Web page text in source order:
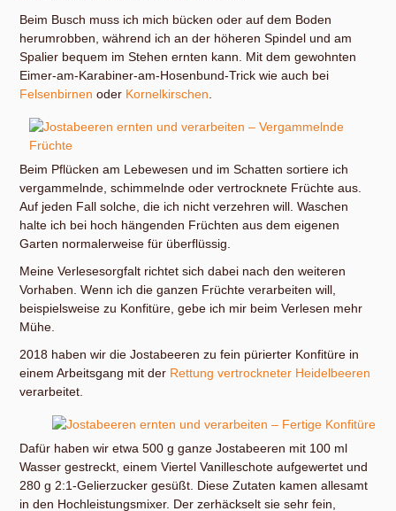
Beim Busch muss ich mich bücken oder auf dem Boden
herumrobben, während ich an der höheren Spindel und am
Spalier bequem im Stehen ernten kann. Mit dem gewohnten
Eimer-am-Karabiner-am-Hosenbund-Trick wie auch bei
Felsenbirnen oder Kornelkirschen
Beim Pflücken am Lebewesen und im Schatten sortiere ich
vergammelnde, schimmelnde oder vertrocknete Früchte aus.
Auf jeden Fall solche, die ich nicht verzehren will. Waschen
halte ich bei hoch hängenden Früchten aus dem eigenen
Garten normalerweise für überflüssig.
Meine Verlesesorgfalt richtet sich dabei nach den weiteren
Vorhaben. Wenn ich die ganzen Früchte verarbeiten will,
beispielsweise zu Konfitüre, gebe ich mir beim Verlesen mehr
Mühe.
2018 haben wir die Jostabeeren zu fein pürierter Konfitüre in
einem Arbeitsgang mit der Rettung vertrockneter Heidelbeeren
verarbeitet.
Dafür haben wir etwa 500 g ganze Jostabeeren mit 100 ml
Wasser gestreckt, einem Viertel Vanilleschote aufgewertet und
280 g 2:1-Gelierzucker gesüßt. Diese Zutaten kamen allesamt
in den Hochleistungsmixer. Der zerhäckselt sie sehr fein,